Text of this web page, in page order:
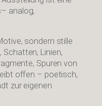
analog,
sondern stille
Schatten, Linien,
Spuren von
offen – poetisch,
zur eigenen